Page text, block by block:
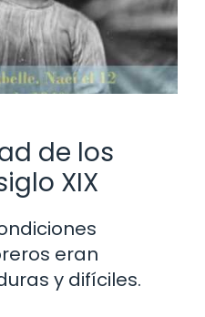
de los
XIX
eran
y difíciles.